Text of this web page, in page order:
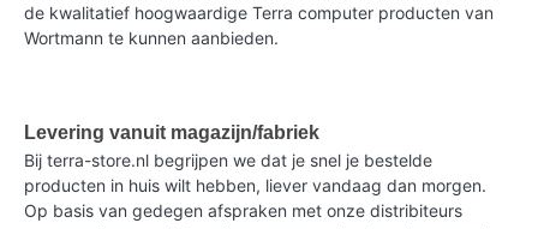
de kwalitatief hoogwaardige Terra computer producten van
Wortmann te kunnen aanbieden.
Levering vanuit magazijn/fabriek
Bij terra-store.nl begrijpen we dat je snel je bestelde
producten in huis wilt hebben, liever vandaag dan morgen.
Op basis van gedegen afspraken met onze distribiteurs